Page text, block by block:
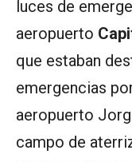
luces de
aeropuerto
que estaban
emergencias
aeropuerto
campo de